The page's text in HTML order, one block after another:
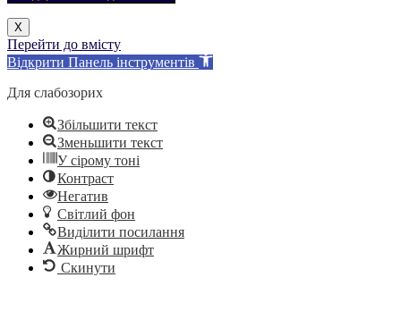
Х
Перейти до вмісту
Відкрити Панель інструментів
Для слабозорих
Збільшити текст
Зменьшити текст
У сірому тоні
Контраст
Негатив
Світлий фон
Виділити посилання
Жирний шрифт
Скинути